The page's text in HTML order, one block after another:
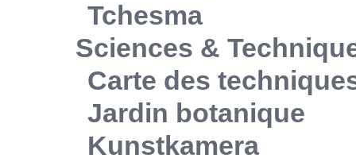
Tchesma
Sciences &
Carte des
Jardin botanique
Kunstkamera